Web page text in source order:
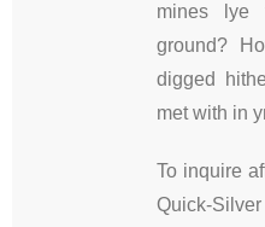
mines lye
ground?
digged
met with in
To inquire
Quick-